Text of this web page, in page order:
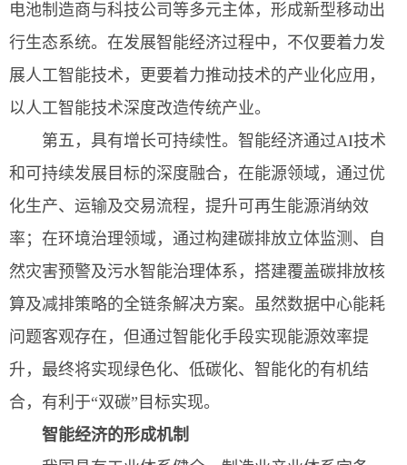
电池制造商与科技公司等多元主体，形成新型移动出
行生态系统。在发展智能经济过程中，不仅要着力发
展人工智能技术，更要着力推动技术的产业化应用，
以人工智能技术深度改造传统产业。
第五，具有增长可持续性。智能经济通过AI技术
和可持续发展目标的深度融合，在能源领域，通过优
化生产、运输及交易流程，提升可再生能源消纳效
率；在环境治理领域，通过构建碳排放立体监测、自
然灾害预警及污水智能治理体系，搭建覆盖碳排放核
算及减排策略的全链条解决方案。虽然数据中心能耗
问题客观存在，但通过智能化手段实现能源效率提
升，最终将实现绿色化、低碳化、智能化的有机结
合，有利于“双碳”目标实现。
智能经济的形成机制